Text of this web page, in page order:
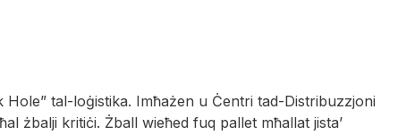
tal-loġistika. Imħażen u Ċentri tad-Distribuzzjoni
żbalji kritiċi. Żball wieħed fuq pallet mħallat jista’